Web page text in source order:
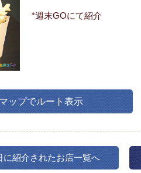
*週末GOにて紹介
ップでルート表示
に紹介されたお店一覧へ